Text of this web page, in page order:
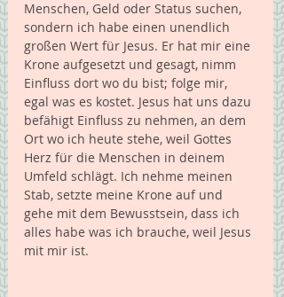
Menschen, Geld oder Status suchen,
sondern ich habe einen unendlich
großen Wert für Jesus. Er hat mir eine
Krone aufgesetzt und gesagt, nimm
Einfluss dort wo du bist; folge mir,
egal was es kostet. Jesus hat uns dazu
befähigt Einfluss zu nehmen, an dem
Ort wo ich heute stehe, weil Gottes
Herz für die Menschen in deinem
Umfeld schlägt. Ich nehme meinen
Stab, setzte meine Krone auf und
gehe mit dem Bewusstsein, dass ich
alles habe was ich brauche, weil Jesus
mit mir ist.